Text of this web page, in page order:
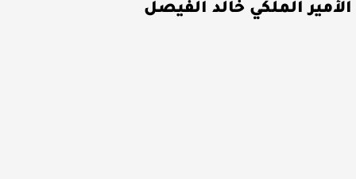
الأمير الملكي خالد الفيصل